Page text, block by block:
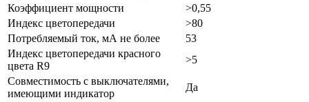
Коэффициент мощности
>0,55
Индекс цветопередачи
>80
Потребляемый ток, мА не более
53
Индекс цветопередачи красного
цвета R9
>5
Совместимость с выключателями,
имеющими индикатор
Да